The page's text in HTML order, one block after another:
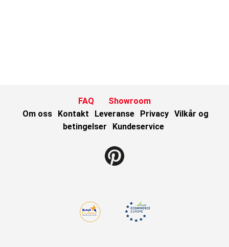
FAQ
Showroom
Om oss
Kontakt Leveranse Privacy Vilkår og
betingelser
Kundeservice